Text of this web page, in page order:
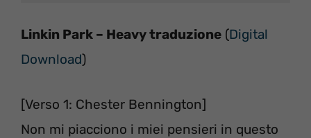
Linkin Park – Heavy traduzione (Digital
Download)
[Verso 1: Chester Bennington]
Non mi piacciono i miei pensieri in questo